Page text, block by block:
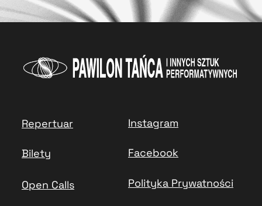
Repertuar
Bilety
Open Calls Polityka Prywatności
Instagram
Facebook